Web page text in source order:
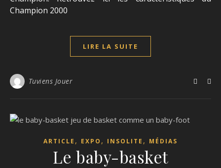
Champion 2000
LIRE LA SUITE
Tuviens Jouer
ARTICLE , EXPO , INSOLITE , MÉDIAS
Le baby-basket